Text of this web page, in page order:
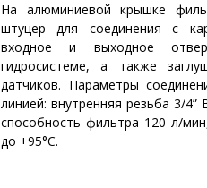
На алюминиевой крышке
штуцер для соединения с
входное и выходное
гидросистеме, а также
датчиков. Параметры
линией: внутренняя резьба 3/4”
способность фильтра 120 л/
до +95°C.